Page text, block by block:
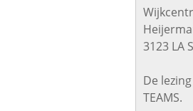
3123 LA
De
TEAMS.